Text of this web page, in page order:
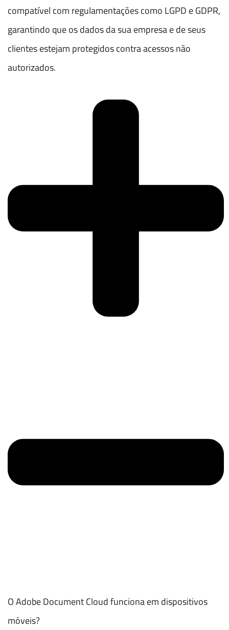
compatível com regulamentações como LGPD e GDPR,
garantindo que os dados da sua empresa e de seus
clientes estejam protegidos contra acessos não
autorizados.
O Adobe Document Cloud funciona em dispositivos
móveis?